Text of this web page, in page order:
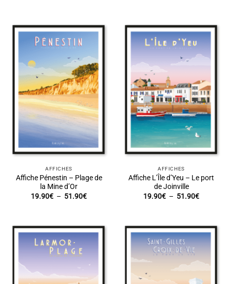
51.90€
51.90€
AFFICHES
Affiche Pénestin – Plage de
la Mine d’Or
19.90€ – 51.90€Plage
51.90€
AFFICHES
Affiche L’Île d’Yeu – Le port
de Joinville
19.90€ – 51.90€Plage
51.90€